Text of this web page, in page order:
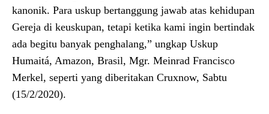
kanonik. Para uskup bertanggung jawab atas kehidupan
Gereja di keuskupan, tetapi ketika kami ingin bertindak
ada begitu banyak penghalang,” ungkap Uskup
Humaitá, Amazon, Brasil, Mgr. Meinrad Francisco
Merkel, seperti yang diberitakan Cruxnow, Sabtu
(15/2/2020).